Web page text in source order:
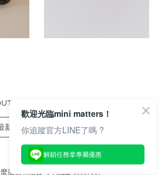
US
股份有限公司 | 統編 83689089
歡迎光臨mini matters！
你追蹤官方LINE了嗎 ?
解鎖任務拿專屬優惠